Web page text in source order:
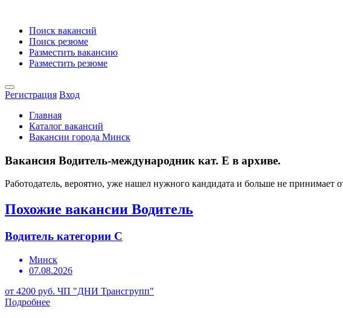
Поиск вакансий
Поиск резюме
Разместить вакансию
Разместить резюме
Регистрация Вход
Главная
Каталог вакансий
Вакансии города Минск
Вакансия Водитель-международник кат. Е в архиве.
Работодатель, вероятно, уже нашел нужного кандидата и больше не
Похожие вакансии Водитель
Водитель категории С
Минск
07.08.2026
от 4200 руб. ЧП "ДНИ Трансгрупп"
Подробнее